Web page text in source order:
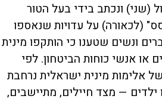
(שני) ונכתב בידי בעל הטור
(לכאורה) על עדויות שנאספו
ושומרון מ־14 גברים ונשים שטענו כי הותקפו מינית
או אנשי כוחות הביטחון. לפי
אלימות מינית ישראלית נרחבת
ילדים — מצד חיילים, מתיישבים,